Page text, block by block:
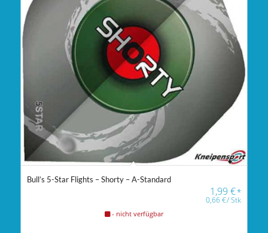
Bull’s 5-Star Flights – Shorty – A-Standard
1,99€*
0,66€/Stk
- nicht verfügbar